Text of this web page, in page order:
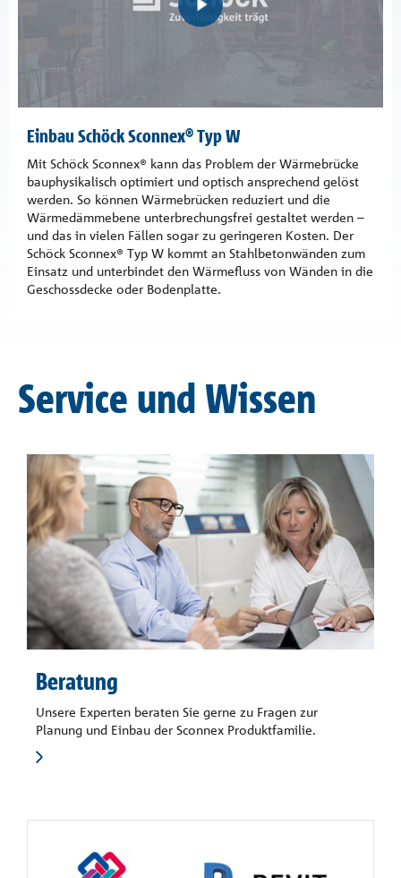
Einbau Schöck Sconnex® Typ W
Mit Schöck Sconnex® kann das Problem der Wärmebrücke
bauphysikalisch optimiert und optisch ansprechend gelöst
werden. So können Wärmebrücken reduziert und die
Wärmedämmebene unterbrechungsfrei gestaltet werden –
und das in vielen Fällen sogar zu geringeren Kosten. Der
Schöck Sconnex® Typ W kommt an Stahlbetonwänden zum
Einsatz und unterbindet den Wärmefluss von Wänden in die
Geschossdecke oder Bodenplatte.
Service und Wissen
Beratung
Unsere Experten beraten Sie gerne zu Fragen zur
Planung und Einbau der Sconnex Produktfamilie.